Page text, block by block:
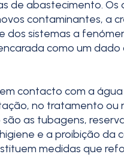
de abastecimento. Os
contaminantes, a
dos sistemas a
como um dado
contacto com a
no tratamento ou
as tubagens,
e a proibição da
medidas que